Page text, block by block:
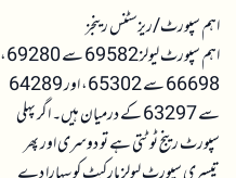
اہم سپورٹ/ریزسٹنس رینجز
اہم سپورٹ لیولز 69582 سے 69280،
66698 سے 65302، اور 64289
سے 63297 کے درمیان ہیں۔ اگر پہلی
سپورٹ رینج ٹوٹتی ہے تو دوسری اور پھر